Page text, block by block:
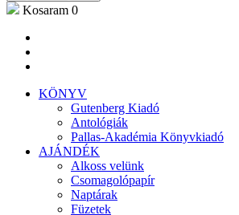
Kosaram 0
KÖNYV
Gutenberg Kiadó
Antológiák
Pallas-Akadémia Könyvkiadó
AJÁNDÉK
Alkoss velünk
Csomagolópapír
Naptárak
Füzetek